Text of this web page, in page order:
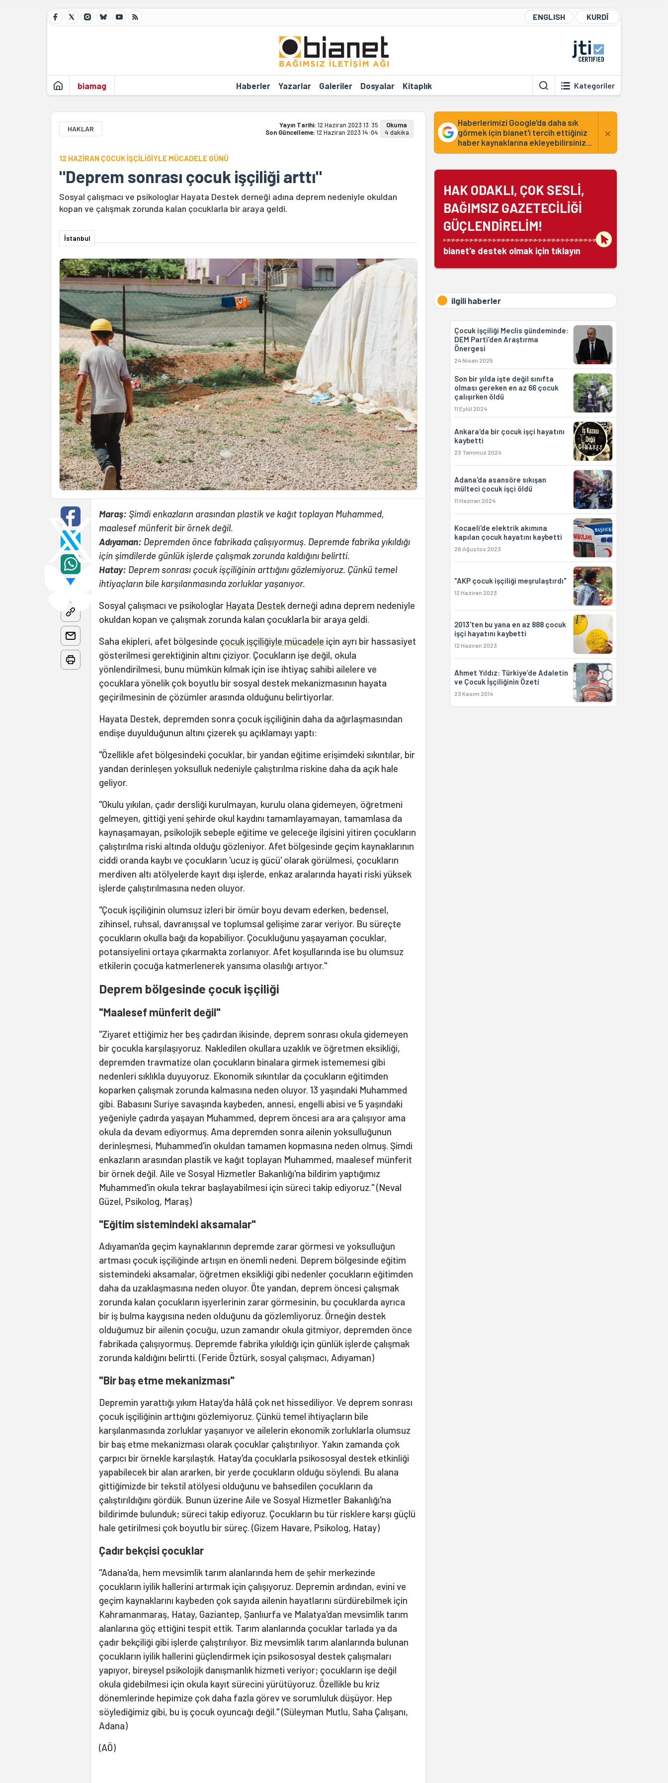
ENGLISH KURDÎ
biamag Haberler Yazarlar Galeriler Dosyalar Kitaplık Kategoriler
HAKLAR Yayın Tarihi: 12 Haziran 2023 13:35
Son Güncelleme: 12 Haziran 2023 14:04
Okuma
4 dakika
12 HAZİRAN ÇOCUK İŞÇİLİĞİYLE MÜCADELE GÜNÜ
"Deprem sonrası çocuk işçiliği arttı"
Sosyal çalışmacı ve psikologlar Hayata Destek derneği adına deprem nedeniyle okuldan
kopan ve çalışmak zorunda kalan çocuklarla bir araya geldi.
İstanbul
Maraş: Şimdi enkazların arasından plastik ve kağıt toplayan Muhammed,
maalesef münferit bir örnek değil.
Adıyaman: Depremden önce fabrikada çalışıyormuş. Depremde fabrika yıkıldığı
için şimdilerde günlük işlerde çalışmak zorunda kaldığını belirtti.
Hatay: Deprem sonrası çocuk işçiliğinin arttığını gözlemiyoruz. Çünkü temel
ihtiyaçların bile karşılanmasında zorluklar yaşanıyor.
Sosyal çalışmacı ve psikologlar Hayata Destek derneği adına deprem nedeniyle
okuldan kopan ve çalışmak zorunda kalan çocuklarla bir araya geldi.
Saha ekipleri, afet bölgesinde çocuk işçiliğiyle mücadele için ayrı bir hassasiyet
gösterilmesi gerektiğinin altını çiziyor. Çocukların işe değil, okula
yönlendirilmesi, bunu mümkün kılmak için ise ihtiyaç sahibi ailelere ve
çocuklara yönelik çok boyutlu bir sosyal destek mekanizmasının hayata
geçirilmesinin de çözümler arasında olduğunu belirtiyorlar.
Hayata Destek, depremden sonra çocuk işçiliğinin daha da ağırlaşmasından
endişe duyulduğunun altını çizerek şu açıklamayı yaptı:
"Özellikle afet bölgesindeki çocuklar, bir yandan eğitime erişimdeki sıkıntılar, bir
yandan derinleşen yoksulluk nedeniyle çalıştırılma riskine daha da açık hale
geliyor.
"Okulu yıkılan, çadır dersliği kurulmayan, kurulu olana gidemeyen, öğretmeni
gelmeyen, gittiği yeni şehirde okul kaydını tamamlayamayan, tamamlasa da
kaynaşamayan, psikolojik sebeple eğitime ve geleceğe ilgisini yitiren çocukların
çalıştırılma riski altında olduğu gözleniyor. Afet bölgesinde geçim kaynaklarının
ciddi oranda kaybı ve çocukların 'ucuz iş gücü' olarak görülmesi, çocukların
merdiven altı atölyelerde kayıt dışı işlerde, enkaz aralarında hayati riski yüksek
işlerde çalıştırılmasına neden oluyor.
"Çocuk işçiliğinin olumsuz izleri bir ömür boyu devam ederken, bedensel,
zihinsel, ruhsal, davranışsal ve toplumsal gelişime zarar veriyor. Bu süreçte
çocukların okulla bağı da kopabiliyor. Çocukluğunu yaşayaman çocuklar,
potansiyelini ortaya çıkarmakta zorlanıyor. Afet koşullarında ise bu olumsuz
etkilerin çocuğa katmerlenerek yansıma olasılığı artıyor."
Deprem bölgesinde çocuk işçiliği
"Maalesef münferit değil"
"Ziyaret ettiğimiz her beş çadırdan ikisinde, deprem sonrası okula gidemeyen
bir çocukla karşılaşıyoruz. Nakledilen okullara uzaklık ve öğretmen eksikliği,
depremden travmatize olan çocukların binalara girmek istememesi gibi
nedenleri sıklıkla duyuyoruz. Ekonomik sıkıntılar da çocukların eğitimden
koparken çalışmak zorunda kalmasına neden oluyor. 13 yaşındaki Muhammed
gibi. Babasını Suriye savaşında kaybeden, annesi, engelli abisi ve 5 yaşındaki
yeğeniyle çadırda yaşayan Muhammed, deprem öncesi ara ara çalışıyor ama
okula da devam ediyormuş. Ama depremden sonra ailenin yoksulluğunun
derinleşmesi, Muhammed'in okuldan tamamen kopmasına neden olmuş. Şimdi
enkazların arasından plastik ve kağıt toplayan Muhammed, maalesef münferit
bir örnek değil. Aile ve Sosyal Hizmetler Bakanlığı'na bildirim yaptığımız
Muhammed'in okula tekrar başlayabilmesi için süreci takip ediyoruz." (Neval
Güzel, Psikolog, Maraş)
"Eğitim sistemindeki aksamalar"
Adıyaman'da geçim kaynaklarının depremde zarar görmesi ve yoksulluğun
artması çocuk işçiliğinde artışın en önemli nedeni. Deprem bölgesinde eğitim
sistemindeki aksamalar, öğretmen eksikliği gibi nedenler çocukların eğitimden
daha da uzaklaşmasına neden oluyor. Öte yandan, deprem öncesi çalışmak
zorunda kalan çocukların işyerlerinin zarar görmesinin, bu çocuklarda ayrıca
bir iş bulma kaygısına neden olduğunu da gözlemliyoruz. Örneğin destek
olduğumuz bir ailenin çocuğu, uzun zamandır okula gitmiyor, depremden önce
fabrikada çalışıyormuş. Depremde fabrika yıkıldığı için günlük işlerde çalışmak
zorunda kaldığını belirtti. (Feride Öztürk, sosyal çalışmacı, Adıyaman)
"Bir baş etme mekanizması"
Depremin yarattığı yıkım Hatay'da hâlâ çok net hissediliyor. Ve deprem sonrası
çocuk işçiliğinin arttığını gözlemiyoruz. Çünkü temel ihtiyaçların bile
karşılanmasında zorluklar yaşanıyor ve ailelerin ekonomik zorluklarla olumsuz
bir baş etme mekanizması olarak çocuklar çalıştırılıyor. Yakın zamanda çok
çarpıcı bir örnekle karşılaştık. Hatay'da çocuklarla psikososyal destek etkinliği
yapabilecek bir alan ararken, bir yerde çocukların olduğu söylendi. Bu alana
gittiğimizde bir tekstil atölyesi olduğunu ve bahsedilen çocukların da
çalıştırıldığını gördük. Bunun üzerine Aile ve Sosyal Hizmetler Bakanlığı'na
bildirimde bulunduk; süreci takip ediyoruz. Çocukların bu tür risklere karşı güçlü
hale getirilmesi çok boyutlu bir süreç. (Gizem Havare, Psikolog, Hatay)
Çadır bekçisi çocuklar
"Adana'da, hem mevsimlik tarım alanlarında hem de şehir merkezinde
çocukların iyilik hallerini artırmak için çalışıyoruz. Depremin ardından, evini ve
geçim kaynaklarını kaybeden çok sayıda ailenin hayatlarını sürdürebilmek için
Kahramanmaraş, Hatay, Gaziantep, Şanlıurfa ve Malatya'dan mevsimlik tarım
alanlarına göç ettiğini tespit ettik. Tarım alanlarında çocuklar tarlada ya da
çadır bekçiliği gibi işlerde çalıştırılıyor. Biz mevsimlik tarım alanlarında bulunan
çocukların iyilik hallerini güçlendirmek için psikososyal destek çalışmaları
yapıyor, bireysel psikolojik danışmanlık hizmeti veriyor; çocukların işe değil
okula gidebilmesi için okula kayıt sürecini yürütüyoruz. Özellikle bu kriz
dönemlerinde hepimize çok daha fazla görev ve sorumluluk düşüyor. Hep
söylediğimiz gibi, bu iş çocuk oyuncağı değil." (Süleyman Mutlu, Saha Çalışanı,
Adana)
(AÖ)
Haberlerimizi Google'da daha sık
görmek için bianet'i tercih ettiğiniz
haber kaynaklarına ekleyebilirsiniz...
×
HAK ODAKLI, ÇOK SESLİ,
BAĞIMSIZ GAZETECİLİĞİ
GÜÇLENDİRELİM!
bianet'e destek olmak için tıklayın
ilgili haberler
Çocuk işçiliği Meclis gündeminde:
DEM Parti’den Araştırma
Önergesi
24 Nisan 2025
Son bir yılda işte değil sınıfta
olması gereken en az 66 çocuk
çalışırken öldü
11 Eylül 2024
Ankara'da bir çocuk işçi hayatını
kaybetti
23 Temmuz 2024
Adana'da asansöre sıkışan
mülteci çocuk işçi öldü
11 Haziran 2024
Kocaeli'de elektrik akımına
kapılan çocuk hayatını kaybetti
26 Ağustos 2023
"AKP çocuk işçiliği meşrulaştırdı"
12 Haziran 2023
2013'ten bu yana en az 888 çocuk
işçi hayatını kaybetti
12 Haziran 2023
Ahmet Yıldız: Türkiye’de Adaletin
ve Çocuk İşçiliğinin Özeti
23 Kasım 2014